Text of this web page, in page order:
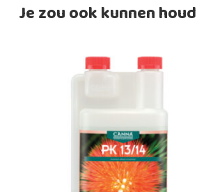
Je zou ook kunnen